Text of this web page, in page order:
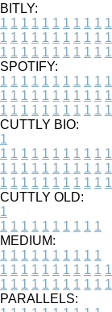
BITLY:
1 1 1 1 1 1 1 1 1 1 1
1 1 1 1 1 1 1 1 1 1 1
1 1 1 1 1 1 1 1 1 1 1
SPOTIFY:
1 1 1 1 1 1 1 1 1 1 1
1 1 1 1 1 1 1 1 1 1 1
1 1 1 1 1 1 1 1 1 1 1
CUTTLY BIO:
1
1 1 1 1 1 1 1 1 1 1 1
1 1 1 1 1 1 1 1 1 1 1
1 1 1 1 1 1 1 1 1 1 1
CUTTLY OLD:
1
1 1 1 1 1 1 1 1 1 1
MEDIUM:
1 1 1 1 1 1 1 1 1 1
1 1 1 1 1 1 1 1 1 1 1
1 1 1 1 1 1 1 1 1 1 1
PARALLELS: